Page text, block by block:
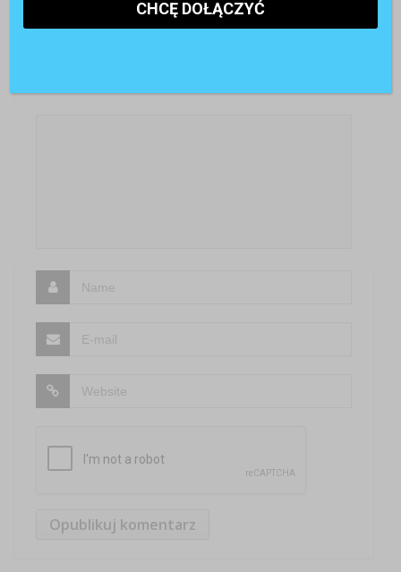
Z przyjemnością poznamy Twoją opinię